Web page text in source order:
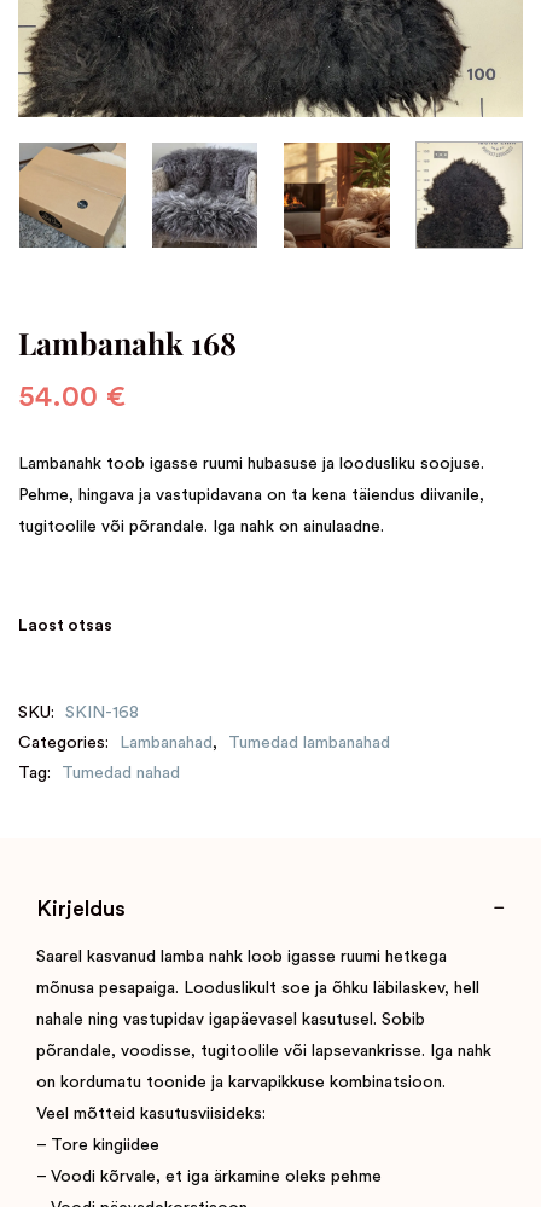
Lambanahk 168
54.00 €
Lambanahk toob igasse ruumi hubasuse ja loodusliku soojuse.
Pehme, hingava ja vastupidavana on ta kena täiendus diivanile,
tugitoolile või põrandale. Iga nahk on ainulaadne.
Laost otsas
SKU:
SKIN-168
Categories:
Lambanahad ,
Tumedad lambanahad
Tag:
Tumedad nahad
Kirjeldus
Saarel kasvanud lamba nahk loob igasse ruumi hetkega
mõnusa pesapaiga. Looduslikult soe ja õhku läbilaskev, hell
nahale ning vastupidav igapäevasel kasutusel. Sobib
põrandale, voodisse, tugitoolile või lapsevankrisse. Iga nahk
on kordumatu toonide ja karvapikkuse kombinatsioon.
Veel mõtteid kasutusviisideks:
– Tore kingiidee
– Voodi kõrvale, et iga ärkamine oleks pehme